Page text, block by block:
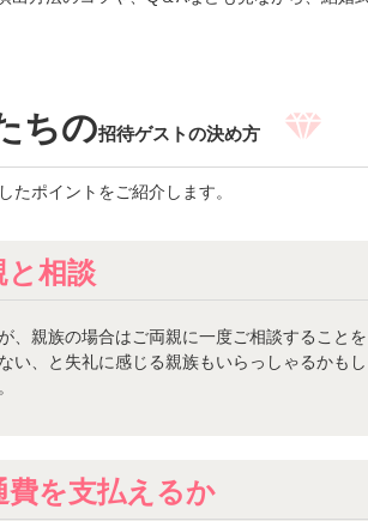
ちの招待ゲストの決め方
ポイントをご紹介します。
と相談
、親族の場合はご両親に一度ご相談することを
い、と失礼に感じる親族もいらっしゃるかもし
を支払えるか